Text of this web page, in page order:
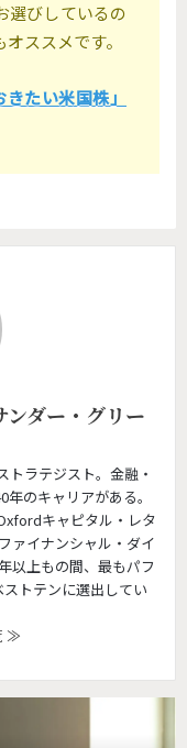
選びしているの
ススメです。
たい米国株」
ダー・グリー
ラテジスト。金融・
のキャリアがある。
キャピタル・レタ
ァイナンシャル・ダイ
以上もの間、最もパフ
トテンに選出してい
≫